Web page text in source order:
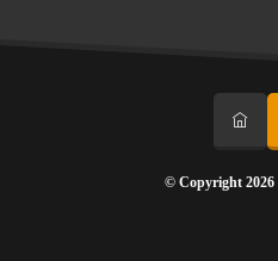
© Copyright 2026